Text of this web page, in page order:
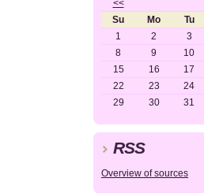
<<
Su
Mo Tu
1
2 3
8
9 10
15
16 17
22
23 24
29
30 31
RSS
Overview of sources